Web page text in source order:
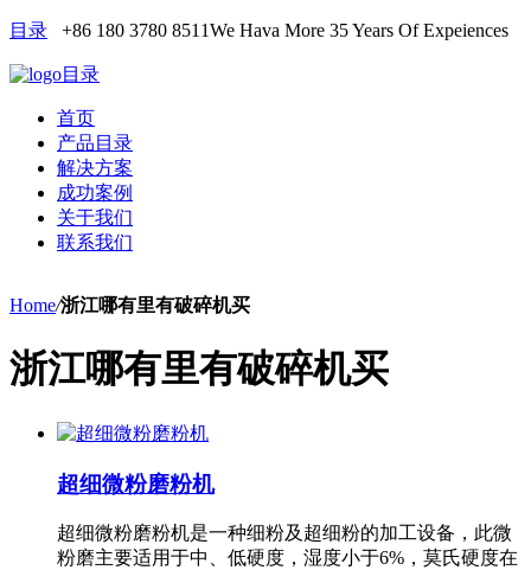
目录 +86 180 3780 8511We Hava More 35 Years Of Expeiences
目录
首页
产品目录
解决方案
成功案例
关于我们
联系我们
Home/浙江哪有里有破碎机买
浙江哪有里有破碎机买
超细微粉磨粉机
超细微粉磨粉机是一种细粉及超细粉的加工设备，此微
粉磨主要适用于中、低硬度，湿度小于6%，莫氏硬度在